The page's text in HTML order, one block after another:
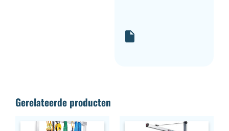
Gerelateerde producten